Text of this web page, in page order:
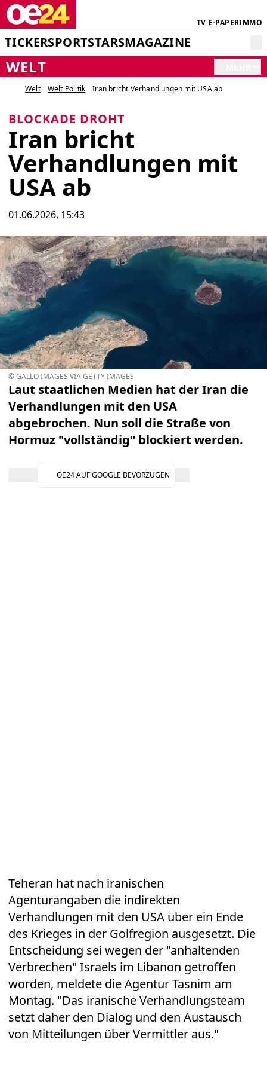
TV E-PAPERIMMO
TICKERSPORTSTARSMAGAZINE
WELT
Welt Welt Politik Iran bricht Verhandlungen mit USA ab
BLOCKADE DROHT
Iran bricht
Verhandlungen mit
USA ab
01.06.2026, 15:43
© GALLO IMAGES VIA GETTY IMAGES
Laut staatlichen Medien hat der Iran die
Verhandlungen mit den USA
abgebrochen. Nun soll die Straße von
Hormuz "vollständig" blockiert werden.
OE24 AUF GOOGLE BEVORZUGEN
Teheran hat nach iranischen
Agenturangaben die indirekten
Verhandlungen mit den USA über ein Ende
des Krieges in der Golfregion ausgesetzt. Die
Entscheidung sei wegen der "anhaltenden
Verbrechen" Israels im Libanon getroffen
worden, meldete die Agentur Tasnim am
Montag. "Das iranische Verhandlungsteam
setzt daher den Dialog und den Austausch
von Mitteilungen über Vermittler aus."